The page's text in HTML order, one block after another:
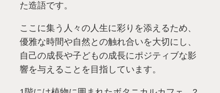
た造語です。
ここに集う人々の人生に彩りを添えるため、
優雅な時間や自然との触れ合いを大切にし、
自己の成長や子どもの成長にポジティブな影
響を与えることを目指しています。